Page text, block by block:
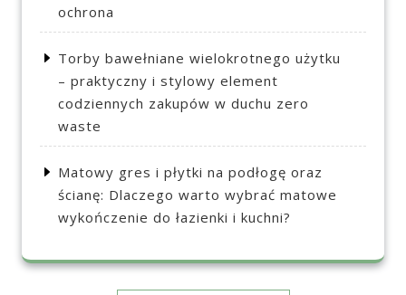
ochrona
Torby bawełniane wielokrotnego użytku
– praktyczny i stylowy element
codziennych zakupów w duchu zero
waste
Matowy gres i płytki na podłogę oraz
ścianę: Dlaczego warto wybrać matowe
wykończenie do łazienki i kuchni?